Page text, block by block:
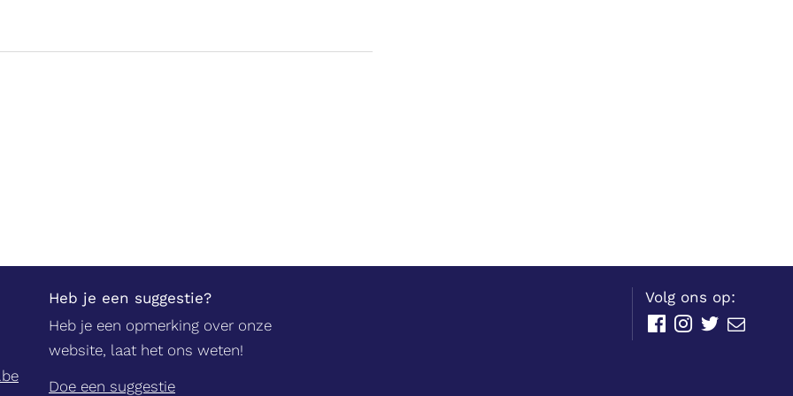
Heb je een suggestie?
Heb je een opmerking over onze
website, laat het ons weten!
Doe een suggestie
Volg ons op:
FacebookInstagram
Twitter
E-